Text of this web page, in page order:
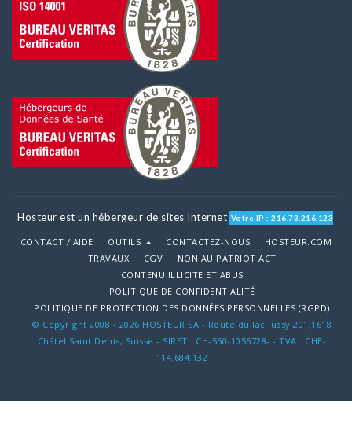
Hosteur est un hébergeur de sites Internet Votre IP : 216.73.216.123
CONTACT / AIDE OUTILS CONTACTEZ-NOUS
HOSTEUR.COM
TRAVAUX
CGV
NON AU PATRIOT ACT
CONTENU ILLICITE ET ABUS
POLITIQUE DE CONFIDENTIALITÉ
POLITIQUE DE PROTECTION DES DONNÉES PERSONNELLES (RGPD)
© Copyright 2008 - 2026 HOSTEUR SA - Route du lac lussy 201,1618
Châtel Saint Denis, Suisse - SIRET : CH-550-1056728- - TVA : CHE-
114.684.132